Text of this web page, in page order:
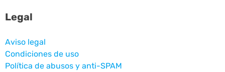
Legal
Aviso legal
Condiciones de uso
Política de abusos y anti-SPAM